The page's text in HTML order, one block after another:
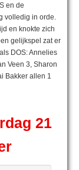
en de
volledig in orde.
en knokte zich
gelijkspel zat er
DOS: Annelies
Veen 3, Sharon
Bakker allen 1
21